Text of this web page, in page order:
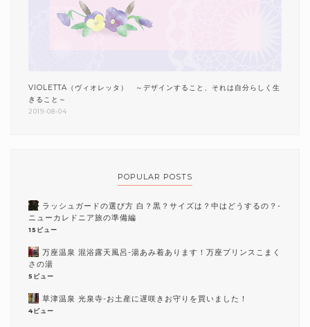
VIOLETTA（ヴィオレッタ） ～デザインすること、それは自分らしく生
きること～
2019-08-04
POPULAR POSTS
ラッシュガードの選び方 白？黒？サイズは？中はどうするの？-
ニューカレドニア旅の準備編
15ビュー
万座温泉 混浴露天風呂-湯あみ着あります！万座プリンスこまく
さの湯
5ビュー
草津温泉 光泉寺-お土産に遅咲きお守りを買いました！
4ビュー